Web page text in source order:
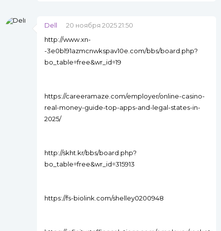
Dell
20 ноября 2025 21:50
http://www.xn-
-3e0bl91azmcnwkspav10e.com/bbs/board.php?
bo_table=free&wr_id=19
https://careeramaze.com/employer/online-casino-
real-money-guide-top-apps-and-legal-states-in-
2025/
http://skht.kr/bbs/board.php?
bo_table=free&wr_id=315913
https://fs-biolink.com/shelley0200948